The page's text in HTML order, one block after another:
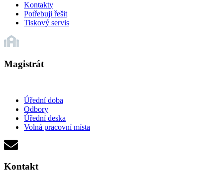
Kontakty
Potřebuji řešit
Tiskový servis
Magistrát
Úřední doba
Odbory
Úřední deska
Volná pracovní místa
Kontakt